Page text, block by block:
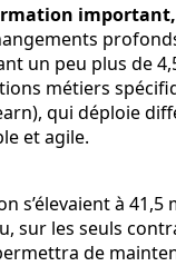
important,
un peu plus de
métiers
qui déploie
et agile.
s’élevaient à
sur les seuls
de